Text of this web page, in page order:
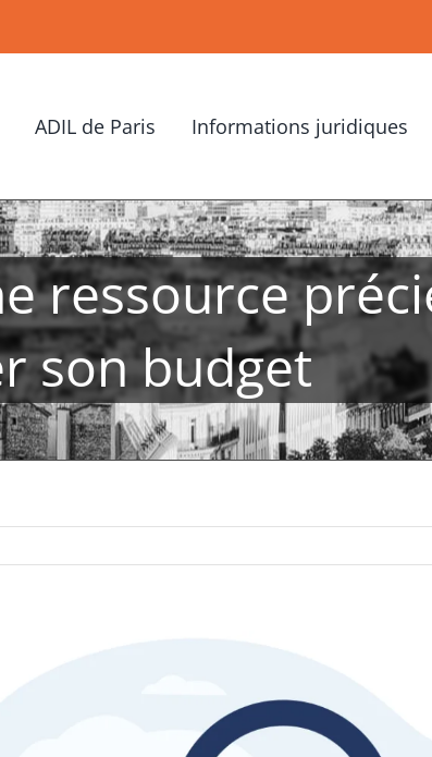
ADIL de Paris Informations juridiques
ressource
son budget